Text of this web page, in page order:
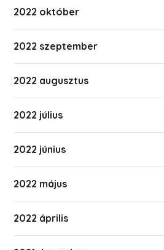
2022 október
2022 szeptember
2022 augusztus
2022 július
2022 június
2022 május
2022 április